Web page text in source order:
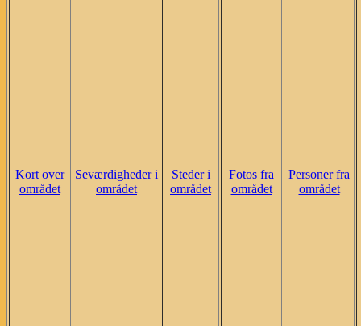
Kort over
området
Seværdigheder i
området
Steder i
området
Fotos fra
området
Personer fra
området